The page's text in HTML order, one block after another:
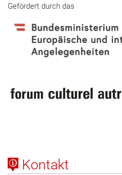
Gefördert durch das
Kontakt